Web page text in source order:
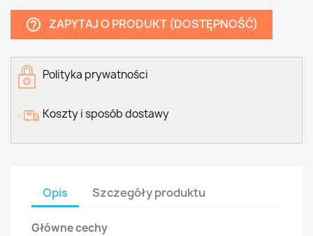
help_outline ZAPYTAJ O PRODUKT (DOSTĘPNOŚĆ)
Polityka prywatności
Koszty i sposób dostawy
Opis Szczegóły produktu
Główne cechy